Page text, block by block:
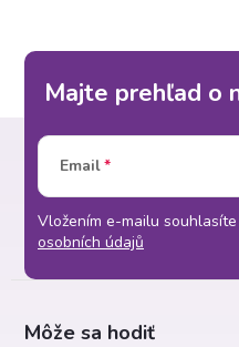
Majte prehľad o
Email
Vložením e-mailu souhlasíte
osobních údajů
Môže sa hodiť